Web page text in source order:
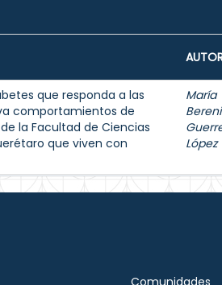
que responda a las
comportamientos de
la Facultad de Ciencias
que viven con
María
López
Comunidades